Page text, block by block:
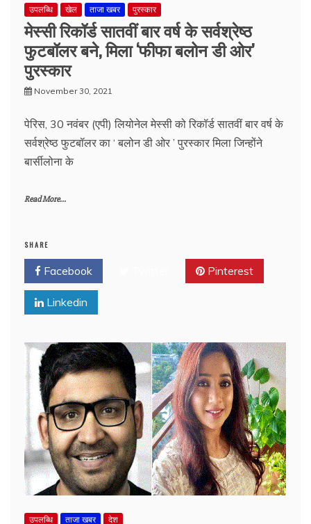
उपलब्धि खेल ताजा खबर पुरस्कार
मेस्सी रिकॉर्ड सातवीं बार वर्ष के सर्वश्रेष्ठ
फुटबॉलर बने, मिला ‘फीफा बलोन डी ओर’
पुरस्कार
November 30, 2021
पेरिस, 30 नवंबर (एपी) लियोनेल मेस्सी को रिकॉर्ड सातवीं बार वर्ष के
सर्वश्रेष्ठ फुटबॉलर का ‘ बलोन डी ओर ’ पुरस्कार मिला जिन्होंने
बार्सीलोना के
Read More...
SHARE
Facebook Pinterest
Linkedin
उपलब्धि ताजा खबर देश